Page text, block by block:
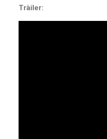
Tràiler: